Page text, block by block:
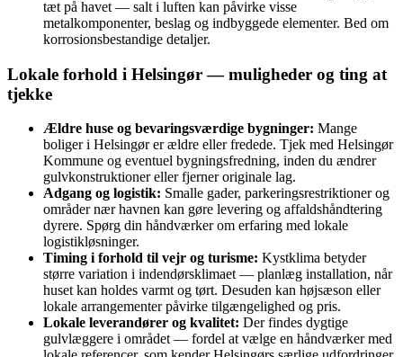
tæt på havet — salt i luften kan påvirke visse
metalkomponenter, beslag og indbyggede elementer. Bed om
korrosionsbestandige detaljer.
Lokale forhold i Helsingør — muligheder og ting at
tjekke
Ældre huse og bevaringsværdige bygninger: Mange
boliger i Helsingør er ældre eller fredede. Tjek med Helsingør
Kommune og eventuel bygningsfredning, inden du ændrer
gulvkonstruktioner eller fjerner originale lag.
Adgang og logistik: Smalle gader, parkeringsrestriktioner og
områder nær havnen kan gøre levering og affaldshåndtering
dyrere. Spørg din håndværker om erfaring med lokale
logistikløsninger.
Timing i forhold til vejr og turisme: Kystklima betyder
større variation i indendørsklimaet — planlæg installation, når
huset kan holdes varmt og tørt. Desuden kan højsæson eller
lokale arrangementer påvirke tilgængelighed og pris.
Lokale leverandører og kvalitet: Der findes dygtige
gulvlæggere i området — fordel at vælge en håndværker med